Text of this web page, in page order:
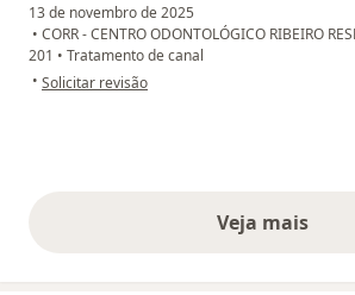
13 de novembro de 2025
• CORR - CENTRO ODONTOLÓGICO RIBEIRO
201 • Tratamento de canal
• na opinião do utilizador Wilson Martins de
Solicitar revisão
Veja mais
opiniões